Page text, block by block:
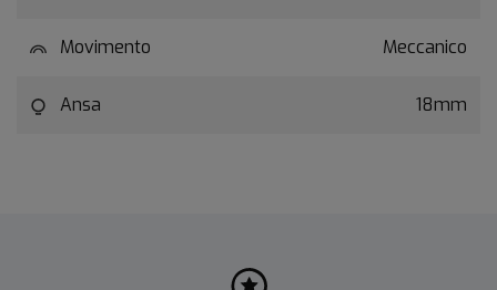
Movimento Meccanico
Ansa 18mm